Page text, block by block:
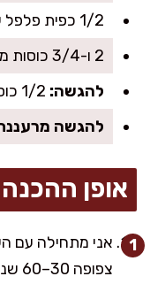
1/2 כפית פלפל שחור
2 ו-3/4 כוסות מים רותחים (בערך)
להגשה:
להגשה
אופן ההכנה
אני מתחילה עם